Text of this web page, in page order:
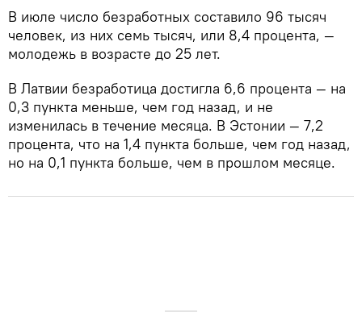
В июле число безработных составило 96 тысяч
человек, из них семь тысяч, или 8,4 процента, —
молодежь в возрасте до 25 лет.
В Латвии безработица достигла 6,6 процента — на
0,3 пункта меньше, чем год назад, и не
изменилась в течение месяца. В Эстонии — 7,2
процента, что на 1,4 пункта больше, чем год назад,
но на 0,1 пункта больше, чем в прошлом месяце.